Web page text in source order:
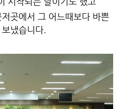
곳에서 그 어느때보다 바쁜
냈습니다.